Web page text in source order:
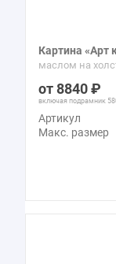
Картина «Арт
маслом на
8840
включая подрамник
Артикул
Макс. размер